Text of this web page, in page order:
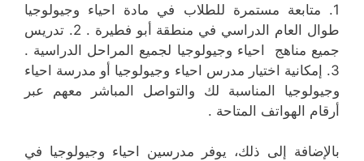
1. متابعة مستمرة للطلاب في مادة احياء وجيولوجيا
طوال العام الدراسي في منطقة أبو فطيرة . 2. تدريس
جميع مناهج احياء وجيولوجيا لجميع المراحل الدراسية .
3. إمكانية اختيار مدرس احياء وجيولوجيا أو مدرسة احياء
وجيولوجيا المناسبة لك والتواصل المباشر معهم عبر
أرقام الهواتف المتاحة .
بالإضافة إلى ذلك، يوفر مدرسين احياء وجيولوجيا في